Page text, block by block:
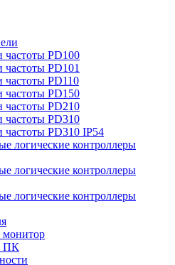
частоты PD100
частоты PD101
частоты PD110
частоты PD150
частоты PD210
частоты PD310
частоты PD310 IP54
логические контроллеры
логические контроллеры
логические контроллеры
ПК